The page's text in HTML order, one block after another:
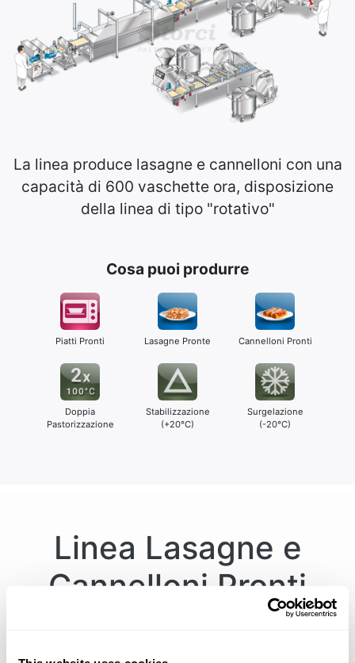
La linea produce lasagne e cannelloni con una
capacità di 600 vaschette ora, disposizione
della linea di tipo "rotativo"
Cosa puoi produrre
Piatti Pronti Lasagne Pronte Cannelloni Pronti
Doppia
Pastorizzazione
Stabilizzazione
(+20°C)
Surgelazione
(-20°C)
Linea Lasagne e
Cannelloni Pronti
capacità da 1200 a